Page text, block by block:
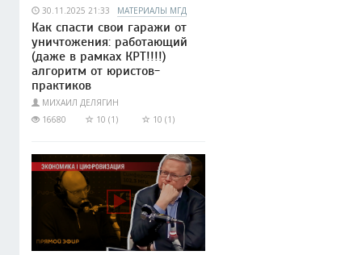
30.11.2025 21:33 МАТЕРИАЛЫ МГД
Как спасти свои гаражи от
уничтожения: работающий
(даже в рамках КРТ!!!!)
алгоритм от юристов-
практиков
МИХАИЛ ДЕЛЯГИН
16680
10 (1) 10 (1)